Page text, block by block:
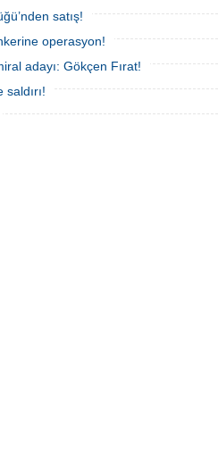
satış!
operasyon!
adayı: Gökçen Fırat!